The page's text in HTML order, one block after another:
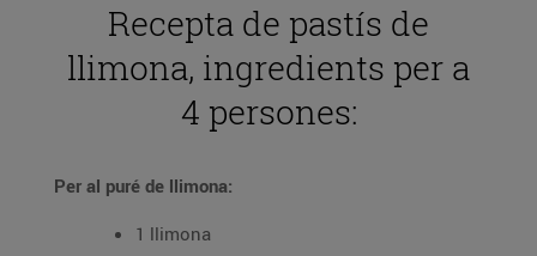
Recepta de pastís de
llimona, ingredients per a
4 persones:
Per al puré de llimona:
1 llimona